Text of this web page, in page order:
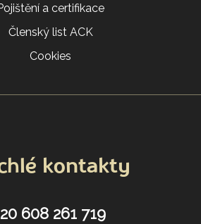
a certifikace
Členský list ACK
Cookies
kontakty
608 261 719